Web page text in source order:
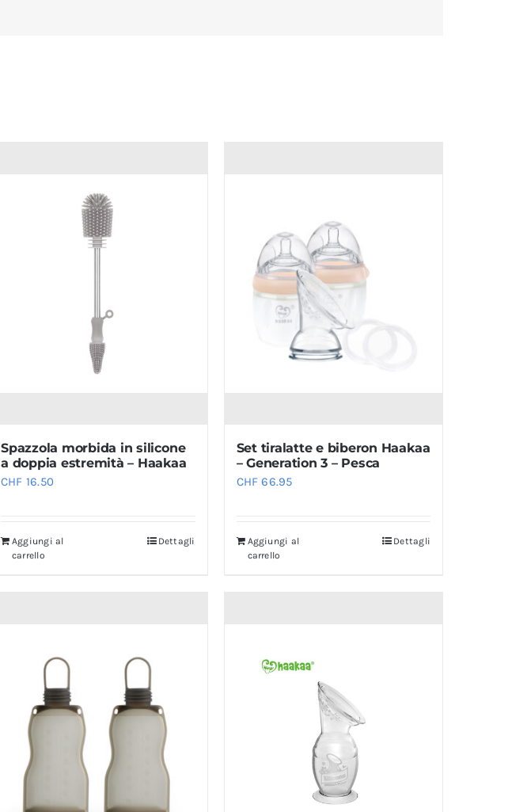
Spazzola morbida in silicone
a doppia estremità – Haakaa
CHF 16.50
Aggiungi al
carrello
Dettagli
Set tiralatte e biberon Haakaa
– Generation 3 – Pesca
CHF 66.95
Aggiungi al
carrello
Dettagli